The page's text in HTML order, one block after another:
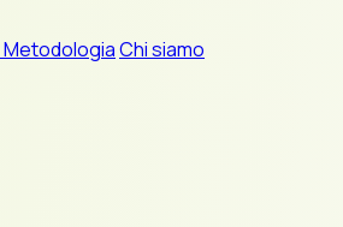
MetodologiaChi siamo